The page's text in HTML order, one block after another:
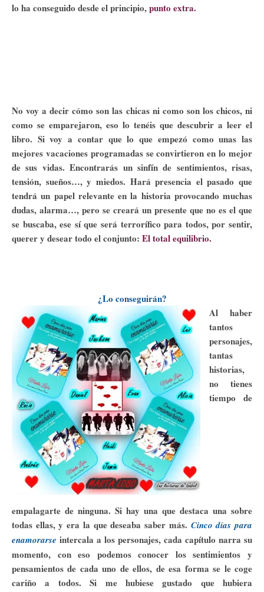
lo ha conseguido desde el principio,punto extra.
No voy a decir cómo son las chicas ni como son los chicos, ni
como se emparejaron, eso lo tenéis que descubrir a leer el
libro. Si voy a contar que lo que empezó como unas las
mejores vacaciones programadas se convirtieron en lo mejor
de sus vidas. Encontrarás un sinfín de sentimientos, risas,
tensión, sueños…, y miedos. Hará presencia el pasado que
tendrá un papel relevante en la historia provocando muchas
dudas, alarma…, pero se creará un presente que no es el que
se buscaba, ese sí que será terrorífico para todos, por sentir,
querer y desear todo el conjunto: El total equilibrio.
¿Lo conseguirán?
Al haber
tantos
personajes,
tantas
historias,
no tienes
tiempo de
empalagarte de ninguna. Si hay una que destaca una sobre
todas ellas, y era la que deseaba saber más. Cinco días para
enamorarse intercala a los personajes, cada capítulo narra su
momento, con eso podemos conocer los sentimientos y
pensamientos de cada uno de ellos, de esa forma se le coge
cariño a todos. Si me hubiese gustado que hubiera